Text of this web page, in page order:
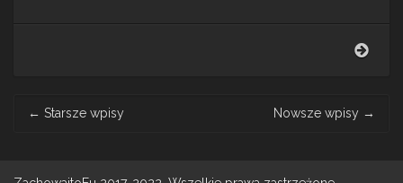
navigation
← Starsze wpisy Nowsze wpisy →